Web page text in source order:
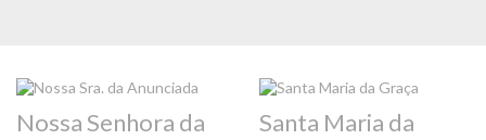
Nossa Senhora da
Santa Maria da